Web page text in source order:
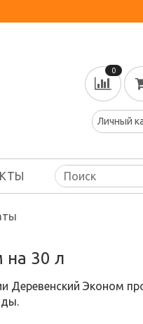
0
Личный
на 30 л
Деревенский Эконом